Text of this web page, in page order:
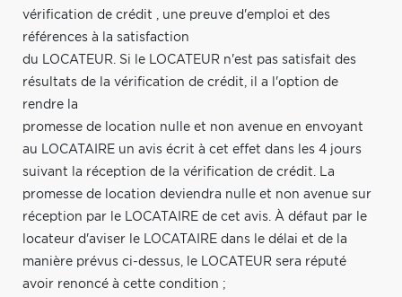
vérification de crédit , une preuve d'emploi et des
références à la satisfaction
du LOCATEUR. Si le LOCATEUR n'est pas satisfait des
résultats de la vérification de crédit, il a l'option de
rendre la
promesse de location nulle et non avenue en envoyant
au LOCATAIRE un avis écrit à cet effet dans les 4 jours
suivant la réception de la vérification de crédit. La
promesse de location deviendra nulle et non avenue sur
réception par le LOCATAIRE de cet avis. À défaut par le
locateur d'aviser le LOCATAIRE dans le délai et de la
manière prévus ci-dessus, le LOCATEUR sera réputé
avoir renoncé à cette condition ;